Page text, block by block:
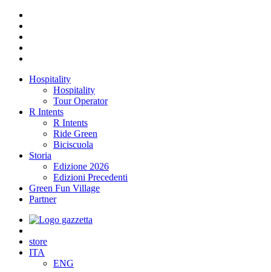
Hospitality
Hospitality
Tour Operator
R Intents
R Intents
Ride Green
Biciscuola
Storia
Edizione 2026
Edizioni Precedenti
Green Fun Village
Partner
store
ITA
ENG